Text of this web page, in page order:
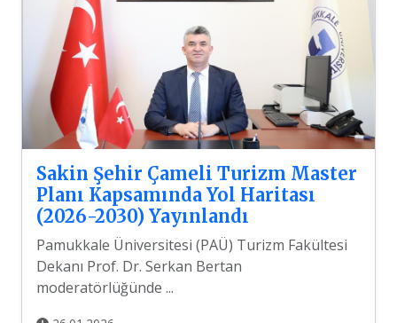
Sakin Şehir Çameli Turizm Master
Planı Kapsamında Yol Haritası
(2026-2030) Yayınlandı
Pamukkale Üniversitesi (PAÜ) Turizm Fakültesi
Dekanı Prof. Dr. Serkan Bertan
moderatörlüğünde ...